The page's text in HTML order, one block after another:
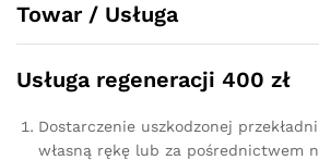
Towar / Usługa
Usługa regeneracji 400 zł
Dostarczenie uszkodzonej
własną rękę lub za pośrednictwem